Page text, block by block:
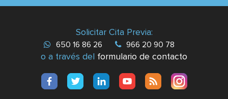
Solicitar Cita Previa:
650 16 86 26 966 20 90 78
o a través del formulario de contacto